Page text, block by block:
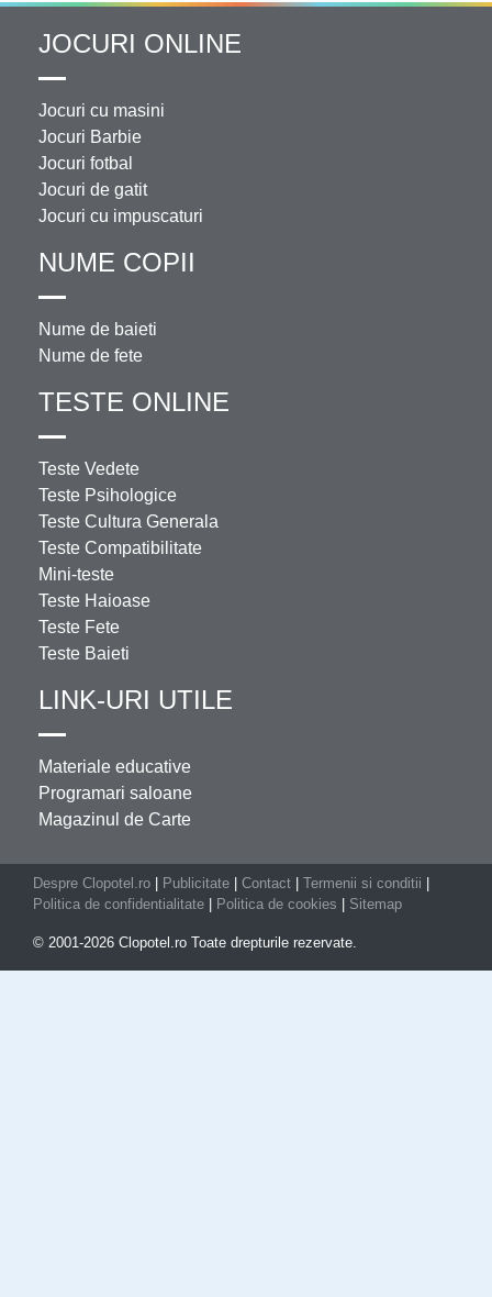
JOCURI ONLINE
Jocuri cu masini
Jocuri Barbie
Jocuri fotbal
Jocuri de gatit
Jocuri cu impuscaturi
NUME COPII
Nume de baieti
Nume de fete
TESTE ONLINE
Teste Vedete
Teste Psihologice
Teste Cultura Generala
Teste Compatibilitate
Mini-teste
Teste Haioase
Teste Fete
Teste Baieti
LINK-URI UTILE
Materiale educative
Programari saloane
Magazinul de Carte
Despre Clopotel.ro Publicitate Contact Termenii si conditii
Politica de confidentialitate
Politica de cookies Sitemap
© 2001-2026 Clopotel.ro Toate drepturile rezervate.